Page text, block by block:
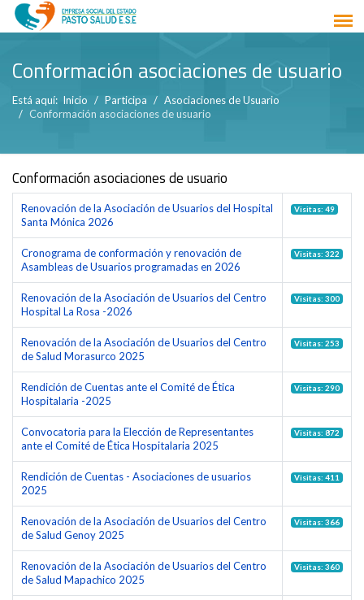
Conformación asociaciones de usuario
Está aquí: Inicio Participa
Asociaciones de Usuario
Conformación asociaciones de usuario
Conformación asociaciones de usuario
Renovación de la Asociación de Usuarios del Hospital
Santa Mónica 2026
Visitas: 49
Cronograma de conformación y renovación de
Asambleas de Usuarios programadas en 2026
Visitas: 322
Renovación de la Asociación de Usuarios del Centro
Hospital La Rosa -2026
Visitas: 300
Renovación de la Asociación de Usuarios del Centro
de Salud Morasurco 2025
Visitas: 253
Rendición de Cuentas ante el Comité de Ética
Hospitalaria -2025
Visitas: 290
Convocatoria para la Elección de Representantes
ante el Comité de Ética Hospitalaria 2025
Visitas: 872
Rendición de Cuentas - Asociaciones de usuarios
2025
Visitas: 411
Renovación de la Asociación de Usuarios del Centro
de Salud Genoy 2025
Visitas: 366
Renovación de la Asociación de Usuarios del Centro
de Salud Mapachico 2025
Visitas: 360